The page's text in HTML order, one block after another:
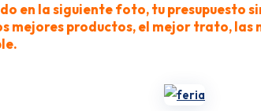
en la siguiente foto, tu presupuesto
mejores productos, el mejor trato, las